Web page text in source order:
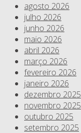
agosto 2026
julho 2026
junho 2026
maio 2026
abril 2026
março 2026
fevereiro 2026
janeiro 2026
dezembro 2025
novembro 2025
outubro 2025
setembro 2025